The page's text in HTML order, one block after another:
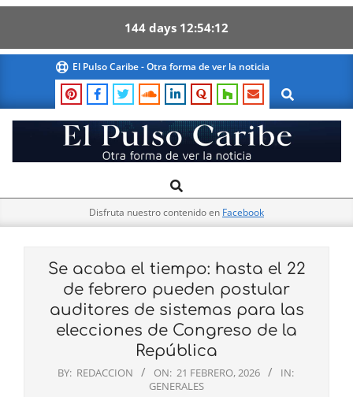
144 days 12 54 12
content
El Pulso Caribe - Otra forma de ver la noticia
Search
El
Pulso
Navigation
Search
Disfruta nuestro contenido en Facebook
Se acaba el tiempo: hasta el 22
de febrero pueden postular
auditores de sistemas para las
elecciones de Congreso de la
República
BY: REDACCION ON: 21 FEBRERO, 2026
IN:
GENERALES